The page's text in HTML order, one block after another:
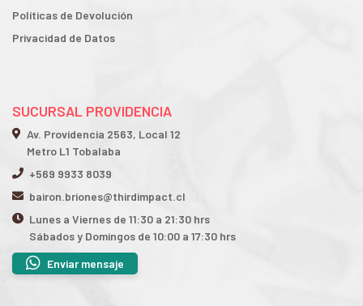
Políticas de Devolución
Privacidad de Datos
SUCURSAL PROVIDENCIA
Av. Providencia 2563, Local 12
Metro L1 Tobalaba
+569 9933 8039
bairon.briones@thirdimpact.cl
Lunes a Viernes de 11:30 a 21:30 hrs
Sábados y Domingos de 10:00 a 17:30 hrs
Enviar mensaje